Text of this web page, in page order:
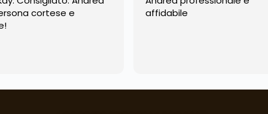
cortese e
affidabile